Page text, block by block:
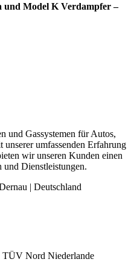
und Model K Verdampfer –
und Gassystemen für Autos,
umfassenden Erfahrung
wir unseren Kunden einen
und Dienstleistungen.
| Deutschland
TÜV Nord Niederlande